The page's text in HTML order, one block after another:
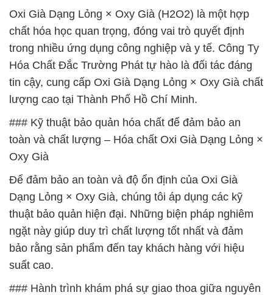
Oxi Già Dạng Lỏng × Oxy Già (H2O2) là một hợp
chất hóa học quan trọng, đóng vai trò quyết định
trong nhiều ứng dụng công nghiệp và y tế. Công Ty
Hóa Chất Đắc Trường Phát tự hào là đối tác đáng
tin cậy, cung cấp Oxi Già Dạng Lỏng × Oxy Già chất
lượng cao tại Thành Phố Hồ Chí Minh.
### Kỹ thuật bảo quản hóa chất để đảm bảo an
toàn và chất lượng – Hóa chất Oxi Già Dạng Lỏng ×
Oxy Già
Để đảm bảo an toàn và độ ổn định của Oxi Già
Dạng Lỏng × Oxy Già, chúng tôi áp dụng các kỹ
thuật bảo quản hiện đại. Những biện pháp nghiêm
ngặt này giúp duy trì chất lượng tốt nhất và đảm
bảo rằng sản phẩm đến tay khách hàng với hiệu
suất cao.
### Hành trình khám phá sự giao thoa giữa nguyên